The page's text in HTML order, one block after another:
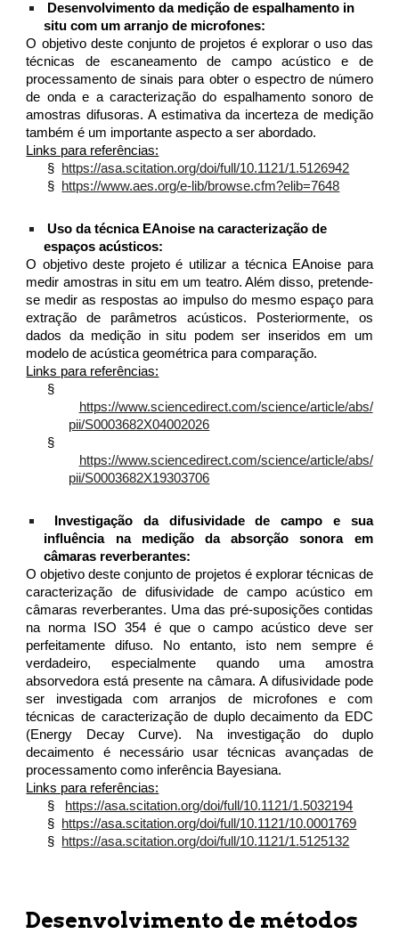
Desenvolvimento da medição de espalhamento in
situ com um arranjo de microfones:
O objetivo deste conjunto de projetos é explorar o uso das
técnicas de escaneamento de campo acústico e de
processamento de sinais para obter o espectro de número
de onda e a caracterização do espalhamento sonoro de
amostras difusoras. A estimativa da incerteza de medição
também é um importante aspecto a ser abordado.
Links para referências:
§
https://asa.scitation.org/doi/full/10.1121/1.5126942
§
https://www.aes.org/e-lib/browse.cfm?elib=7648
Uso da técnica EAnoise na caracterização de
espaços acústicos:
O objetivo deste projeto é utilizar a técnica EAnoise para
medir amostras in situ em um teatro. Além disso, pretende-
se medir as respostas ao impulso do mesmo espaço para
extração de parâmetros acústicos. Posteriormente, os
dados da medição in situ podem ser inseridos em um
modelo de acústica geométrica para comparação.
Links para referências:
§
https://www.sciencedirect.com/science/article/abs/
pii/S0003682X04002026
§
https://www.sciencedirect.com/science/article/abs/
pii/S0003682X19303706
Investigação da difusividade de campo e sua
influência na medição da absorção sonora em
câmaras reverberantes:
O objetivo deste conjunto de projetos é explorar técnicas de
caracterização de difusividade de campo acústico em
câmaras reverberantes. Uma das pré-suposições contidas
na norma ISO 354 é que o campo acústico deve ser
perfeitamente difuso. No entanto, isto nem sempre é
verdadeiro, especialmente quando uma amostra
absorvedora está presente na câmara. A difusividade pode
ser investigada com arranjos de microfones e com
técnicas de caracterização de duplo decaimento da EDC
(Energy Decay Curve). Na investigação do duplo
decaimento é necessário usar técnicas avançadas de
processamento como inferência Bayesiana.
Links para referências:
§
https://asa.scitation.org/doi/full/10.1121/1.5032194
§
https://asa.scitation.org/doi/full/10.1121/10.0001769
§
https://asa.scitation.org/doi/full/10.1121/1.5125132
Desenvolvimento de métodos